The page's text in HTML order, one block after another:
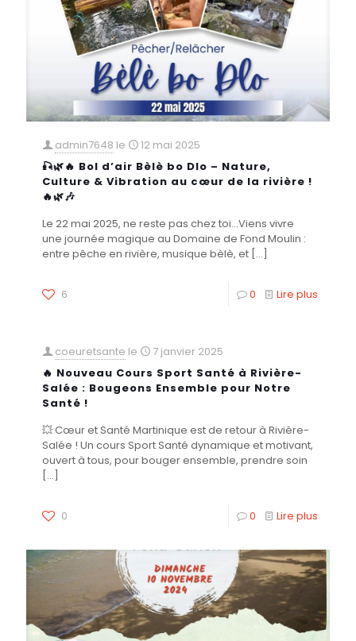
admin7648 le
12 mai 2025
🎣🌿🔥 Bol d’air Bèlè bo Dlo – Nature,
Culture & Vibration au cœur de la rivière !
🔥🌿🎶
Le 22 mai 2025, ne reste pas chez toi…Viens vivre
une journée magique au Domaine de Fond Moulin :
entre pêche en rivière, musique bèlè, et […]
6 0 Lire plus
coeuretsante le
7 janvier 2025
🔥 Nouveau Cours Sport Santé à Rivière-
Salée : Bougeons Ensemble pour Notre
Santé !
💥 Cœur et Santé Martinique est de retour à Rivière-
Salée ! Un cours Sport Santé dynamique et motivant,
ouvert à tous, pour bouger ensemble, prendre soin
[…]
0 0 Lire plus